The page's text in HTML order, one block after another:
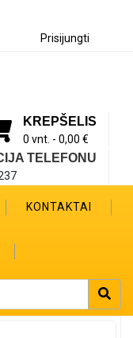
Prisijungti
KREPŠELIS
0 vnt. - 0,00 €
TELEFONU
KONTAKTAI